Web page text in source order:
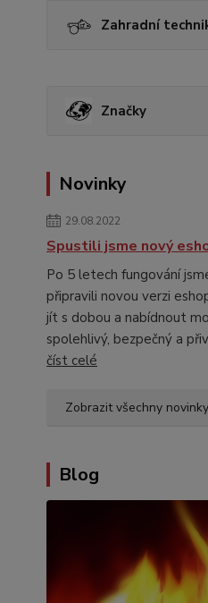
Zahradní
Značky
Novinky
29.08.2022
Spustili jsme nový
Po 5 letech fungování
připravili novou verzi
jít s dobou a nabídnout
spolehlivý, bezpečný a
číst celé
Zobrazit všechny novinky
Blog